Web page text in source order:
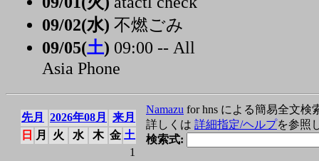
09/02(水) 不燃ごみ
09/05(土) 09:00 -- All
Asia Phone
先月 2026年08月
来月
日
月 火 水 木 金 土
1
Namazu for hns による簡易全文検
詳しくは 詳細指定/ヘルプを参照
検索式: